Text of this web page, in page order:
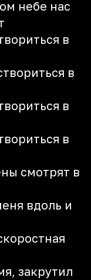
небе нас
в
в
в
в
смотрят в
вдоль и
закрутил